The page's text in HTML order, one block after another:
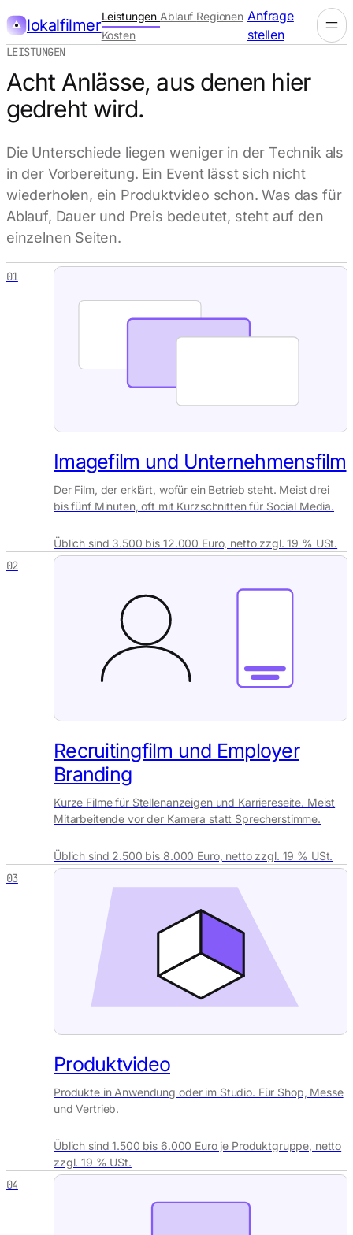
lokalfilmerLeistungen Ablauf Regionen
Kosten
Anfrage
stellen
LEISTUNGEN
Acht Anlässe, aus denen hier
gedreht wird.
Die Unterschiede liegen weniger in der Technik als
in der Vorbereitung. Ein Event lässt sich nicht
wiederholen, ein Produktvideo schon. Was das für
Ablauf, Dauer und Preis bedeutet, steht auf den
einzelnen Seiten.
01
Imagefilm und Unternehmensfilm
Der Film, der erklärt, wofür ein Betrieb steht. Meist drei
bis fünf Minuten, oft mit Kurzschnitten für Social Media.
Üblich sind 3.500 bis 12.000 Euro, netto zzgl. 19 % USt.
02
Recruitingfilm und Employer
Branding
Kurze Filme für Stellenanzeigen und Karriereseite. Meist
Mitarbeitende vor der Kamera statt Sprecherstimme.
Üblich sind 2.500 bis 8.000 Euro, netto zzgl. 19 % USt.
03
Produktvideo
Produkte in Anwendung oder im Studio. Für Shop, Messe
und Vertrieb.
Üblich sind 1.500 bis 6.000 Euro je Produktgruppe, netto
zzgl. 19 % USt.
04